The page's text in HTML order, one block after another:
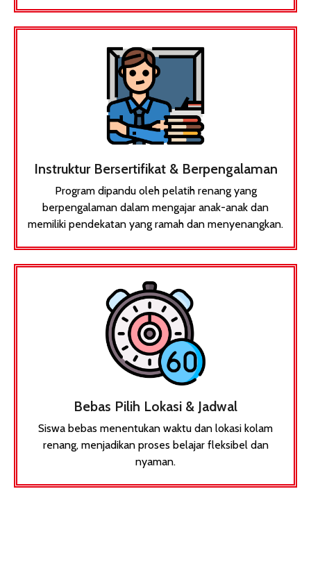
Instruktur Bersertifikat & Berpengalaman
Program dipandu oleh pelatih renang yang
berpengalaman dalam mengajar anak-anak dan
memiliki pendekatan yang ramah dan menyenangkan.
Bebas Pilih Lokasi & Jadwal
Siswa bebas menentukan waktu dan lokasi kolam
renang, menjadikan proses belajar fleksibel dan
nyaman.